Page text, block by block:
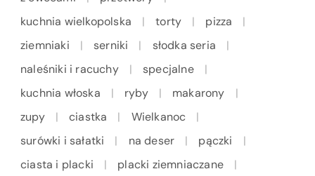
kuchnia wielkopolska
torty
pizza
ziemniaki
serniki
słodka seria
naleśniki i racuchy
specjalne
kuchnia włoska
ryby
makarony
zupy
ciastka
Wielkanoc
surówki i sałatki
na deser
pączki
ciasta i placki
placki ziemniaczane